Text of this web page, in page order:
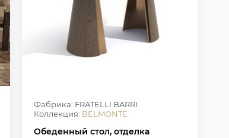
Фабрика: FRATELLI BARRI
Коллекция: BELMONTE
Обеденный стол, отделка